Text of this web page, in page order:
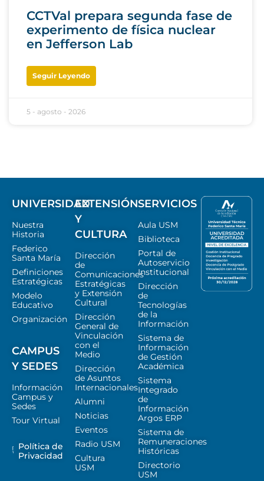
CCTVal prepara segunda fase de
experimento de física nuclear
en Jefferson Lab
Seguir Leyendo
5 - agosto - 2026
UNIVERSIDAD
Nuestra
Historia
Federico
Santa María
Definiciones
Estratégicas
Modelo
Educativo
Organización
CAMPUS
Y SEDES
Información
Campus y
Sedes
Tour Virtual
Política de
Privacidad
EXTENSIÓN
Y
CULTURA
Dirección
de
Comunicaciones
Estratégicas
y Extensión
Cultural
Dirección
General de
Vinculación
con el
Medio
Dirección
de Asuntos
Internacionales
Alumni
Noticias
Eventos
Radio USM
Cultura
USM
SERVICIOS
Aula USM
Biblioteca
Portal de
Autoservicio
Institucional
Dirección
de
Tecnologías
de la
Información
Sistema de
Información
de Gestión
Académica
Sistema
Integrado
de
Información
Argos ERP
Sistema de
Remuneraciones
Históricas
Directorio
USM